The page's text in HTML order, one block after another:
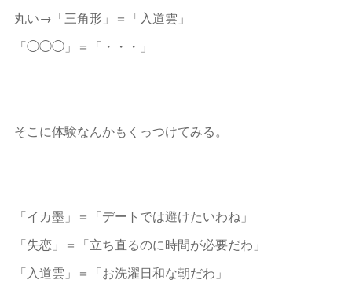
丸い→「三角形」＝「入道雲」
「◯◯◯」＝「・・・」
そこに体験なんかもくっつけてみる。
「イカ墨」＝「デートでは避けたいわね」
「失恋」＝「立ち直るのに時間が必要だわ」
「入道雲」＝「お洗濯日和な朝だわ」